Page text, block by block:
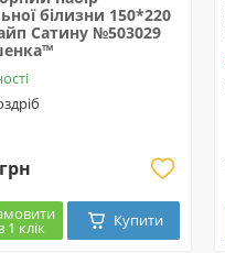
білизни 150*220
Сатину №503029
1 клік Купити